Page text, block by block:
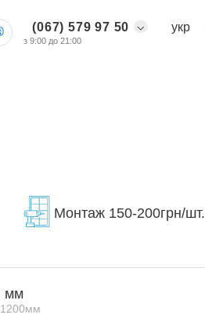
(067) 579 97 50
з 9:00 до 21:00
укр
Монтаж 150-200грн/шт.
мм